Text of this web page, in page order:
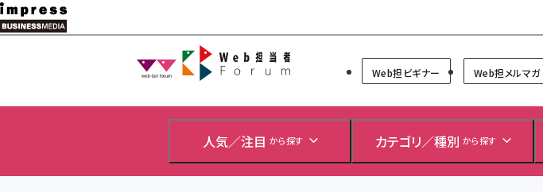
メ
イ
Web担当者Forum
Web担ビギナー Web担メルマガ
人気／注目 から探す カテゴリ／種別 から探す
＼ 8月27日開催、申し込み受付
2026」開催！